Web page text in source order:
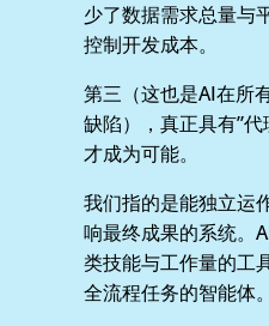
少了数据需求总量与
控制开发成本。
第三（这也是AI在所
缺陷），真正具有”
才成为可能。
我们指的是能独立运
响最终成果的系统。
类技能与工作量的工
全流程任务的智能体。